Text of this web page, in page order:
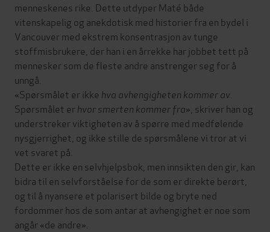
menneskenes rike. Dette utdyper Maté både
vitenskapelig og anekdotisk med historier fra en bydel i
Vancouver med ekstrem konsentrasjon av tunge
stoffmisbrukere, der han i en årrekke har jobbet tett på
mennesker som de fleste andre anstrenger seg for å
unngå.
«Spørsmålet er ikke hva avhengigheten kommer av.
Spørsmålet erhvor smerten kommer fra», skriver han og
understreker viktigheten av å spørre med medfølende
nysgjerrighet, og ikke stille de spørsmålene vi tror at vi
vet svaret på.
Dette er ikke en selvhjelpsbok, men innsikten den gir, kan
bidra til en selvforståelse for de som er direkte berørt,
og til å nyansere et polarisert bilde og bryte ned
fordommer hos de som antar at avhengighet er noe som
angår «de andre».